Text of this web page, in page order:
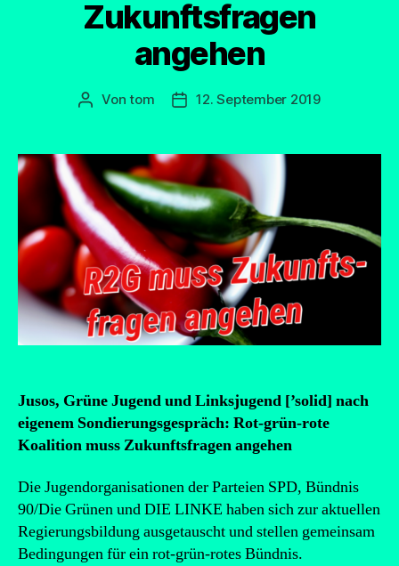
Zukunftsfragen
angehen
Beitragsautor
Vontom Beitragsdatum
12. September 2019
Jusos, Grüne Jugend und Linksjugend [’solid] nach
eigenem Sondierungsgespräch: Rot-grün-rote
Koalition muss Zukunftsfragen angehen
Die Jugendorganisationen der Parteien SPD, Bündnis
90/Die Grünen und DIE LINKE haben sich zur aktuellen
Regierungsbildung ausgetauscht und stellen gemeinsam
Bedingungen für ein rot-grün-rotes Bündnis.